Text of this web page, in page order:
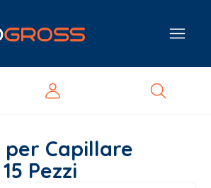
Capillare
Pezzi